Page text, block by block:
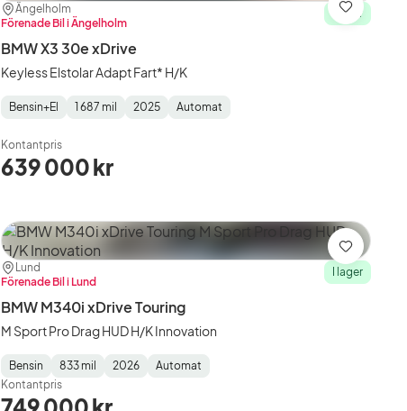
Plats:
Ängelholm
Återförsäljare:
Förenade Bil i Ängelholm
I lager
BMW X3 30e xDrive
Keyless Elstolar Adapt Fart* H/K
Fuel
Bensin+El
Mätarställning:
1 687 mil
Model
2025
Gearbox
Automat
Kontantpris
639 000 kr
Spara
Plats:
Lund
Återförsäljare:
Förenade Bil i Lund
I lager
BMW M340i xDrive Touring
M Sport Pro Drag HUD H/K Innovation
Fuel
Type:
Bensin
Mätarställning
833 mil
Model
Year:
2026
Gearbox
Type:
Automat
Kontantpris
Spara